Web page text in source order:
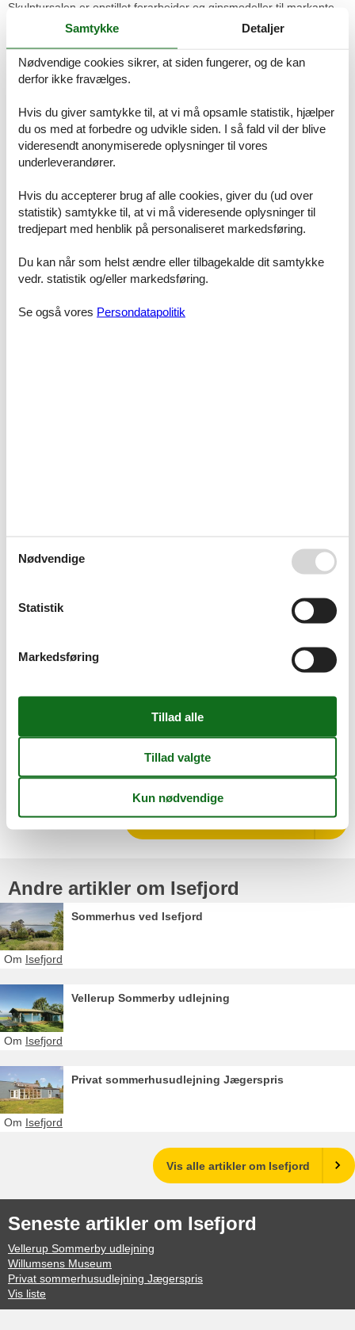
Skulptursalen er opstillet forarbejder og gipsmodeller til markante
skulpturer. I Reliefsalen er opsat gipsmodellen til marmorrelieffet
Det Store Relief, der af Kulturministeriet blev kanoniseret i 2006.
Som det første danske kunstmuseum introducerede Willumsens
Museum allerede i 1970'erne aktiviteter og udstillinger for børn, og
de bl.a. kan arbejde med farvelære, ligesom der er et stort antal
opgaver til forskellige alderstrin. Børnene kan enten løse
opgaverne på museet, i skolen eller hjemme, eller de kan
individuelt eller i smågrupper.
Charlottenborg i 1884. Han forlod Kunstakademiet i 1885 og
afsluttede sin uddannelse som maler på Kunstnernes Studieskole.
Seks år senere og på initiativ af J.F. Willumsen og andre af tidens
åbnede Den Frie Udstillingsbygning i København, som J.F.
Willumsen var arkitekten til. Stilmæssigt bevæger J.F. Willumsen sig
inden for naturalisme, symbolisme og ekspressionisme, men må
stil.
©J.F.Willumsens Museum
Andre artikler om Isefjord
Sommerhus ved Isefjord
Om Isefjord
Vellerup Sommerby udlejning
Om Isefjord
Privat sommerhusudlejning Jægerspris
Om Isefjord
Vis alle artikler om Isefjord
Seneste artikler om Isefjord
Vellerup Sommerby udlejning
Willumsens Museum
Privat sommerhusudlejning Jægerspris
Vis liste
Samtykke Detaljer
Nødvendige cookies sikrer, at siden fungerer, og de kan
derfor ikke fravælges.
Hvis du giver samtykke til, at vi må opsamle statistik, hjælper
du os med at forbedre og udvikle siden. I så fald vil der blive
videresendt anonymiserede oplysninger til vores
underleverandører.
Hvis du accepterer brug af alle cookies, giver du (ud over
statistik) samtykke til, at vi må videresende oplysninger til
tredjepart med henblik på personaliseret markedsføring.
Du kan når som helst ændre eller tilbagekalde dit samtykke
vedr. statistik og/eller markedsføring.
Se også vores Persondatapolitik
Nødvendige
Statistik
Markedsføring